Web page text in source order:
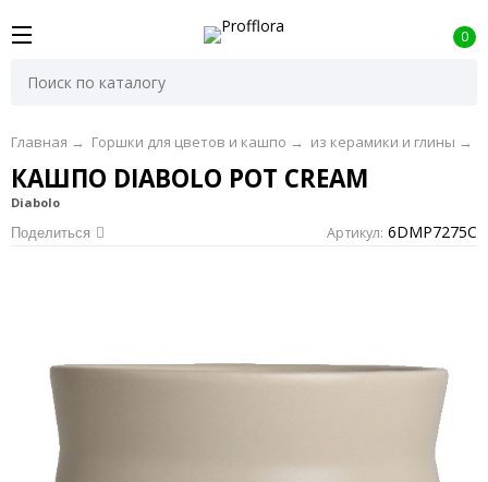
0
Главная → Горшки для цветов и кашпо → из керамики и глины →
КАШПО DIABOLO POT CREAM
Diabolo
Поделиться
Артикул: 6DMP7275C